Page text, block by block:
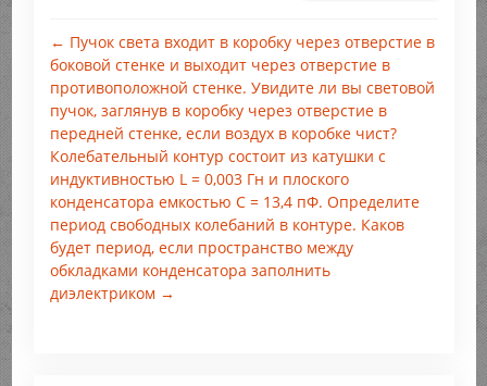
← Пучок света входит в коробку через отверстие в
боковой стенке и выходит через отверстие в
противоположной стенке. Увидите ли вы световой
пучок, заглянув в коробку через отверстие в
передней стенке, если воздух в коробке чист?
Колебательный контур состоит из катушки с
индуктивностью L = 0,003 Гн и плоского
конденсатора емкостью С = 13,4 пФ. Определите
период свободных колебаний в контуре. Каков
будет период, если пространство между
обкладками конденсатора заполнить
диэлектриком →